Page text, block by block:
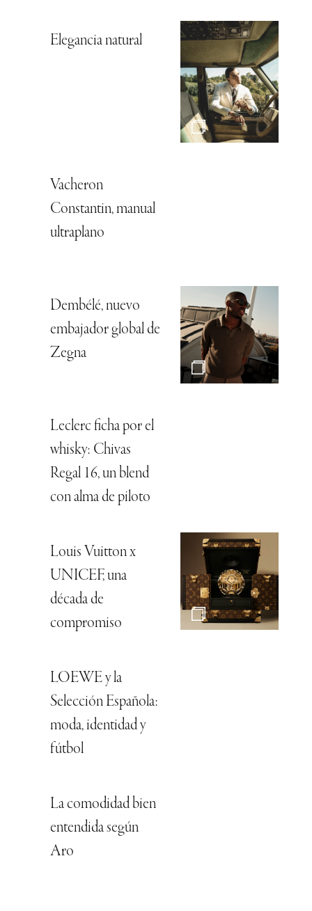
Elegancia natural
Vacheron
Constantin, manual
ultraplano
Dembélé, nuevo
embajador global de
Zegna
Leclerc ficha por el
whisky: Chivas
Regal 16, un blend
con alma de piloto
Louis Vuitton x
UNICEF, una
década de
compromiso
LOEWE y la
Selección Española:
moda, identidad y
fútbol
La comodidad bien
entendida según
Aro